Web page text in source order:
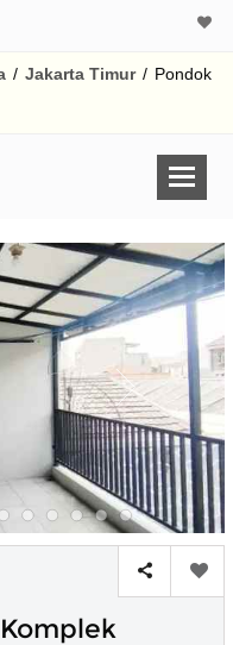
/ Jakarta Timur / Pondok
Harga Rp
% /th
Untuk hasil simulasi
pada kotak-
Simpan